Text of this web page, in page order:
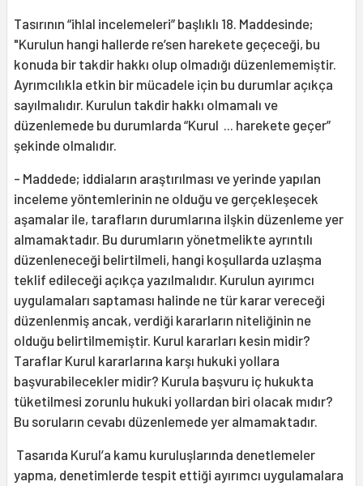
Tasırının “ihlal incelemeleri” başlıklı 18. Maddesinde;
"Kurulun hangi hallerde re’sen harekete geçeceği, bu
konuda bir takdir hakkı olup olmadığı düzenlememiştir.
Ayrımcılıkla etkin bir mücadele için bu durumlar açıkça
sayılmalıdır. Kurulun takdir hakkı olmamalı ve
düzenlemede bu durumlarda “Kurul ... harekete geçer”
şekinde olmalıdır.
- Maddede; iddiaların araştırılması ve yerinde yapılan
inceleme yöntemlerinin ne olduğu ve gerçekleşecek
aşamalar ile, tarafların durumlarına ilşkin düzenleme yer
almamaktadır. Bu durumların yönetmelikte ayrıntılı
düzenleneceği belirtilmeli, hangi koşullarda uzlaşma
teklif edileceği açıkça yazılmalıdır. Kurulun ayırımcı
uygulamaları saptaması halinde ne tür karar vereceği
düzenlenmiş ancak, verdiği kararların niteliğinin ne
olduğu belirtilmemiştir. Kurul kararları kesin midir?
Taraflar Kurul kararlarına karşı hukuki yollara
başvurabilecekler midir? Kurula başvuru iç hukukta
tüketilmesi zorunlu hukuki yollardan biri olacak mıdır?
Bu soruların cevabı düzenlemede yer almamaktadır.
Tasarıda Kurul’a kamu kuruluşlarında denetlemeler
yapma, denetimlerde tespit ettiği ayırımcı uygulamalara